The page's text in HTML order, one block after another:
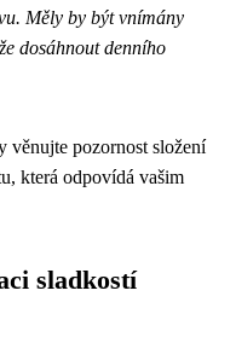
Měly by být vnímány
dosáhnout denního
pozornost složení
která odpovídá vašim
sladkostí